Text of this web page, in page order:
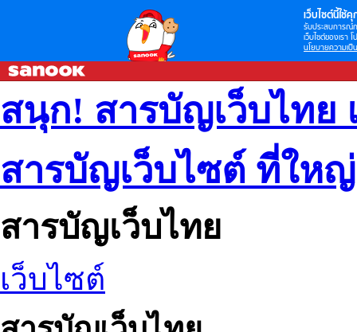
เว็บไซต์นี้ใช้คุ
รับประสบการณ์
เว็บไซต์ของเรา
นโยบายความเป็
สนุก! สารบัญเว็บไทย
สารบัญเว็บไซต์ ที่ให
สารบัญเว็บไทย
เว็บไซต์